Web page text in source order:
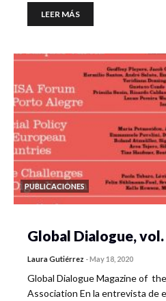
LEER MÁS
PUBLICACIONES
Global Dialogue, vol.
Laura Gutiérrez -May 18, 2020
Global Dialogue Magazine of
Association En la entrevista de